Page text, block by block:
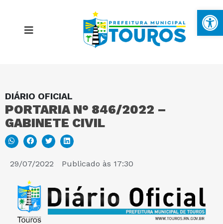
DIÁRIO OFICIAL
PORTARIA N° 846/2022 –
GABINETE CIVIL
29/07/2022 Publicado às 17:30
MAPA DO SITE
PORTAL DA TRANSPARÊNCIA
E-SIC
PERGUNTAS FREQUENTES